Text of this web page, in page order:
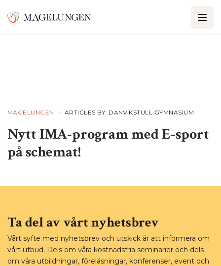
MAGELUNGEN › ARTICLES BY: DANVIKSTULL GYMNASIUM
Nytt IMA-program med E-sport
på schemat!
Ta del av vårt nyhetsbrev
Vårt syfte med nyhetsbrev och utskick är att informera om
vårt utbud. Dels om våra kostnadsfria seminarier och dels
om våra utbildningar, föreläsningar, konferenser, event och